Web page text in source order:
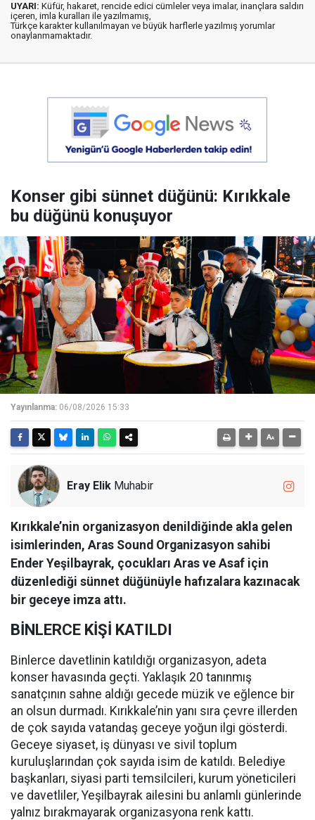
UYARI: Küfür, hakaret, rencide edici cümleler veya imalar, inançlara saldırı
içeren, imla kuralları ile yazılmamış,
Türkçe karakter kullanılmayan ve büyük harflerle yazılmış yorumlar
onaylanmamaktadır.
Konser gibi sünnet düğünü: Kırıkkale
bu düğünü konuşuyor
Yayınlanma: 06/08/2026 15:33
Eray Elik Muhabir
Kırıkkale’nin organizasyon denildiğinde akla gelen
isimlerinden, Aras Sound Organizasyon sahibi
Ender Yeşilbayrak, çocukları Aras ve Asaf için
düzenlediği sünnet düğünüyle hafızalara kazınacak
bir geceye imza attı.
BİNLERCE KİŞİ KATILDI
Binlerce davetlinin katıldığı organizasyon, adeta
konser havasında geçti. Yaklaşık 20 tanınmış
sanatçının sahne aldığı gecede müzik ve eğlence bir
an olsun durmadı. Kırıkkale’nin yanı sıra çevre illerden
de çok sayıda vatandaş geceye yoğun ilgi gösterdi.
Geceye siyaset, iş dünyası ve sivil toplum
kuruluşlarından çok sayıda isim de katıldı. Belediye
başkanları, siyasi parti temsilcileri, kurum yöneticileri
ve davetliler, Yeşilbayrak ailesini bu anlamlı günlerinde
yalnız bırakmayarak organizasyona renk kattı.